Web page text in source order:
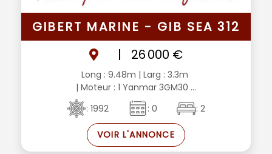
GIBERT MARINE - GIB SEA 312
|
26 000 €
Long : 9.48m | Larg : 3.3m
| Moteur : 1 Yanmar 3GM30 ...
: 1992
: 0 : 2
VOIR L'ANNONCE